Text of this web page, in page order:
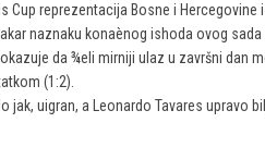
Cup reprezentacija Bosne i
naznaku konaènog ishoda ovog
da ¾eli mirniji ulaz u završni dan
(1:2).
jak, uigran, a Leonardo Tavares upravo